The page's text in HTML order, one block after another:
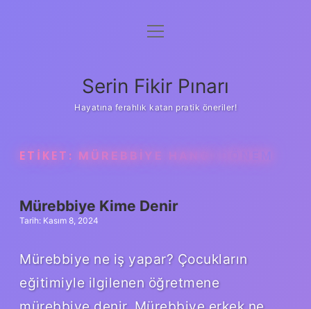
Gizlilik Politikası
Yasal Uyarı
menüyü
Serin Fikir Pınarı
Hayatına ferahlık katan pratik öneriler!
ETIKET: MÜREBBIYE HANGI DÖNEM
Mürebbiye Kime Denir
Tarih: Kasım 8, 2024
Mürebbiye ne iş yapar? Çocukların
eğitimiyle ilgilenen öğretmene